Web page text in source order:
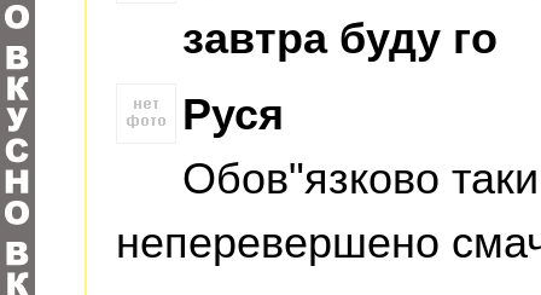
зaвтрa буду го
Руся
Обов"язково
неперевершено